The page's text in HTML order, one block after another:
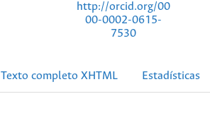
http://orcid.org/00
00-0002-0615-
7530
Texto completo XHTML Estadísticas